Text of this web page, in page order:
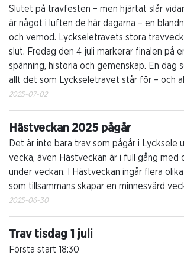
Slutet på travfesten – men hjärtat slår
är något i luften de här dagarna – en
och vemod. Lyckseletravets stora
slut. Fredag den 4 juli markerar finalen på
spänning, historia och gemenskap. En dag
allt det som Lyckseletravet står för – och
2025-07-02
Hästveckan 2025 pågår
Det är inte bara trav som pågår i Lycksele
vecka, även Hästveckan är i full gång med
under veckan. I Hästveckan ingår flera
som tillsammans skapar en minnesvärd
2025-06-30
Trav tisdag 1 juli
Första start 18:30